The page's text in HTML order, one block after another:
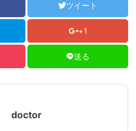
ツイート
+1
送る
doctor